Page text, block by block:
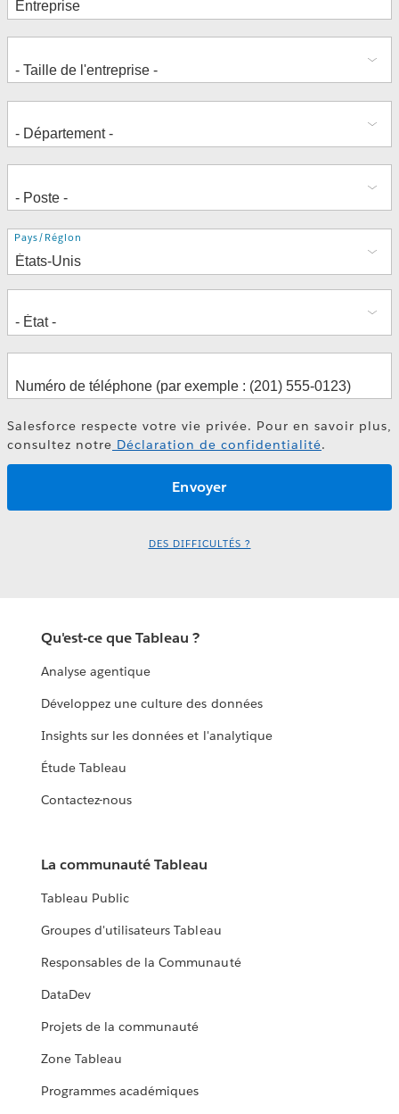
Adresse
Pays/Région
Salesforce respecte votre vie privée. Pour en savoir plus,
consultez notre Déclaration de confidentialité.
DES DIFFICULTÉS ?
Qu'est-ce que Tableau ?
Analyse agentique
Développez une culture des données
Insights sur les données et l'analytique
Étude Tableau
Contactez-nous
La communauté Tableau
Tableau Public
Groupes d'utilisateurs Tableau
Responsables de la Communauté
DataDev
Projets de la communauté
Zone Tableau
Programmes académiques